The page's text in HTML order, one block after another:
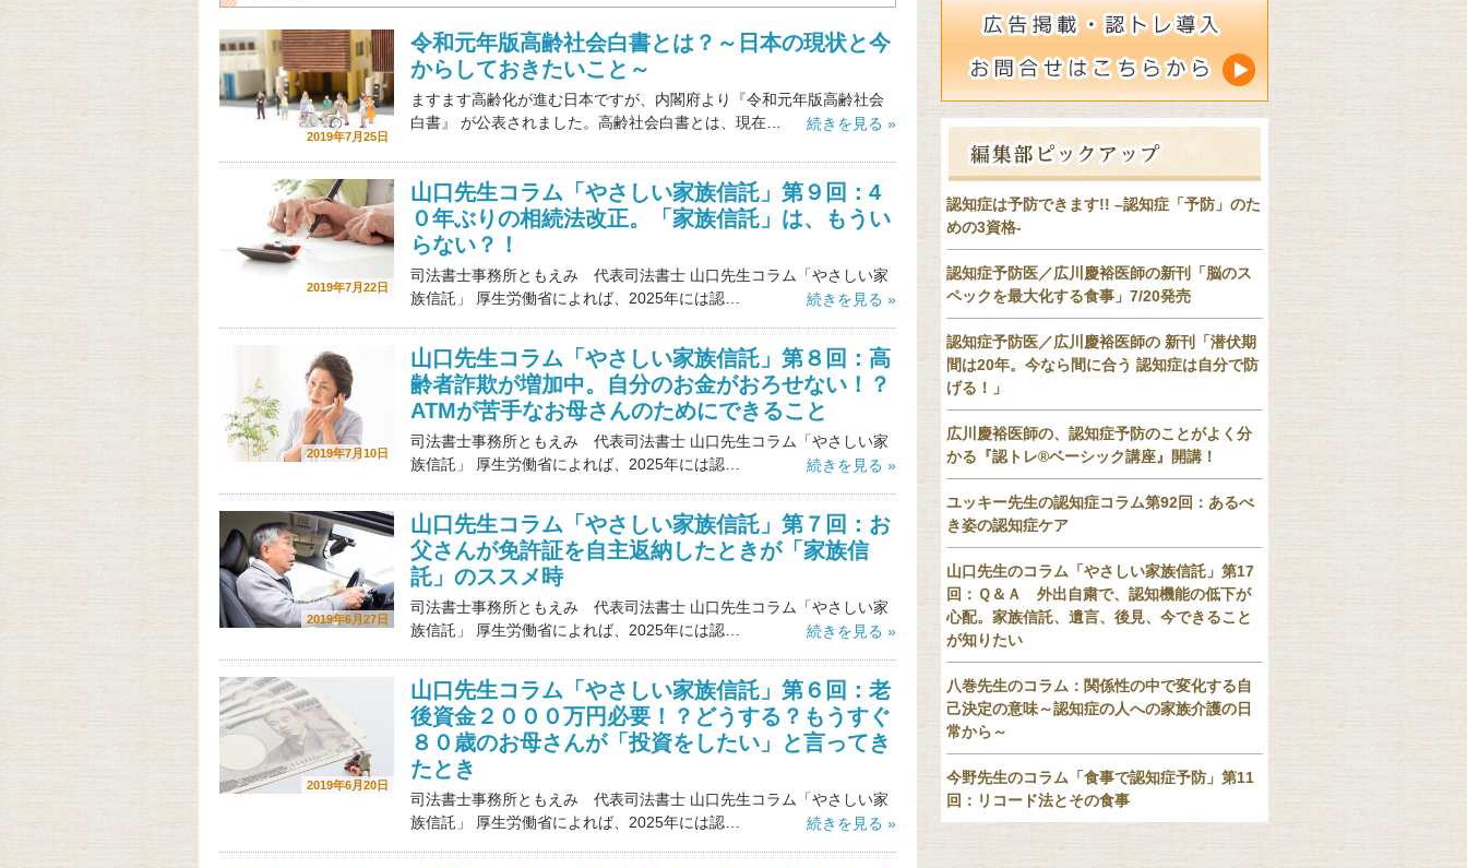
2019年7月25日
令和元年版高齢社会白書とは？～日本の現状と今
からしておきたいこと～
ますます高齢化が進む日本ですが、内閣府より『令和元年版高齢社会
白書』 が公表されました。高齢社会白書とは、現在…
続きを見る »
2019年7月22日
山口先生コラム「やさしい家族信託」第９回：4
０年ぶりの相続法改正。「家族信託」は、もうい
らない？！
司法書士事務所ともえみ 代表司法書士 山口先生コラム「やさしい家
族信託」 厚生労働省によれば、2025年には認…
続きを見る »
2019年7月10日
山口先生コラム「やさしい家族信託」第８回：高
齢者詐欺が増加中。自分のお金がおろせない！？
ATMが苦手なお母さんのためにできること
司法書士事務所ともえみ 代表司法書士 山口先生コラム「やさしい家
族信託」 厚生労働省によれば、2025年には認…
続きを見る »
2019年6月27日
山口先生コラム「やさしい家族信託」第７回：お
父さんが免許証を自主返納したときが「家族信
託」のススメ時
司法書士事務所ともえみ 代表司法書士 山口先生コラム「やさしい家
族信託」 厚生労働省によれば、2025年には認…
続きを見る »
2019年6月20日
山口先生コラム「やさしい家族信託」第６回：老
後資金２０００万円必要！？どうする？もうすぐ
８０歳のお母さんが「投資をしたい」と言ってき
たとき
司法書士事務所ともえみ 代表司法書士 山口先生コラム「やさしい家
族信託」 厚生労働省によれば、2025年には認…
続きを見る »
認知症は予防できます!! –認知症「予防」のた
めの3資格-
認知症予防医／広川慶裕医師の新刊「脳のス
ペックを最大化する食事」7/20発売
認知症予防医／広川慶裕医師の 新刊「潜伏期
間は20年。今なら間に合う 認知症は自分で防
げる！」
広川慶裕医師の、認知症予防のことがよく分
かる『認トレ®️ベーシック講座』開講！
ユッキー先生の認知症コラム第92回：あるべ
き姿の認知症ケア
山口先生のコラム「やさしい家族信託」第17
回：Ｑ＆Ａ 外出自粛で、認知機能の低下が
心配。家族信託、遺言、後見、今できること
が知りたい
八巻先生のコラム：関係性の中で変化する自
己決定の意味～認知症の人への家族介護の日
常から～
今野先生のコラム「食事で認知症予防」第11
回：リコード法とその食事